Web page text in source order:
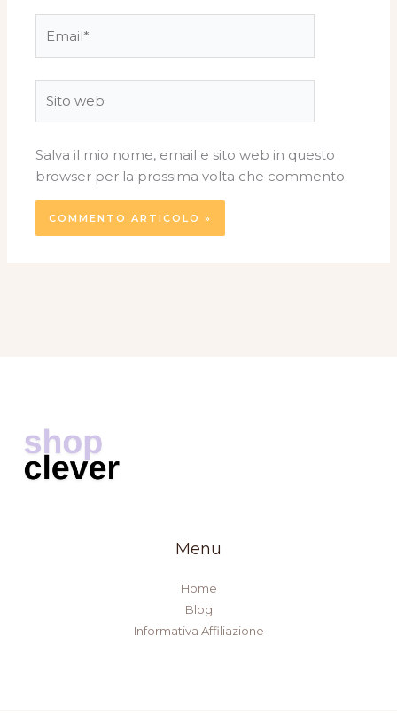
web
Salva il mio nome, email e sito web in questo
browser per la prossima volta che commento.
Menu
Home
Blog
Informativa Affiliazione